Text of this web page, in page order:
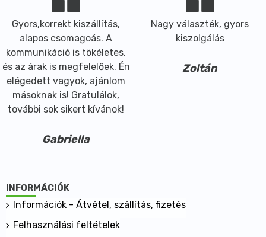
Gyors,korrekt kiszállítás,
alapos csomagoás. A
kommunikáció is tökéletes,
és az árak is megfelelőek. Én
elégedett vagyok, ajánlom
másoknak is! Gratulálok,
további sok sikert kívánok!
Gabriella
Nagy választék, gyors
kiszolgálás
Zoltán
INFORMÁCIÓK
Információk - Átvétel, szállítás, fizetés
Felhasználási feltételek